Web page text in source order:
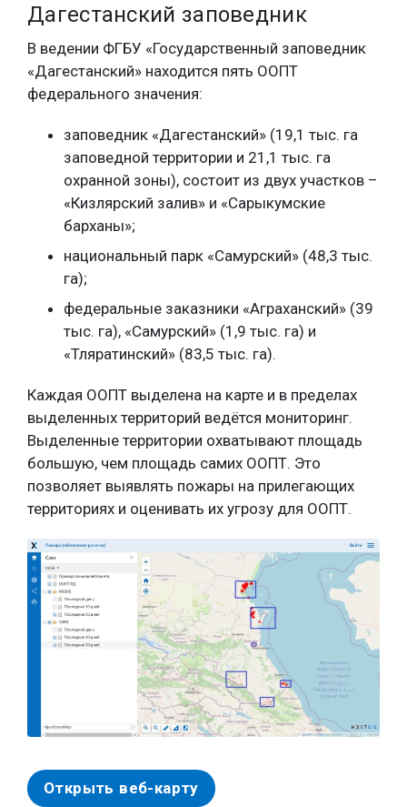
Дагестанский заповедник
В ведении ФГБУ «Государственный заповедник
«Дагестанский» находится пять ООПТ
федерального значения:
заповедник «Дагестанский» (19,1 тыс. га
заповедной территории и 21,1 тыс. га
охранной зоны), состоит из двух участков –
«Кизлярский залив» и «Сарыкумские
барханы»;
национальный парк «Самурский» (48,3 тыс.
га);
федеральные заказники «Аграханский» (39
тыс. га), «Самурский» (1,9 тыс. га) и
«Тляратинский» (83,5 тыс. га).
Каждая ООПТ выделена на карте и в пределах
выделенных территорий ведётся мониторинг.
Выделенные территории охватывают площадь
большую, чем площадь самих ООПТ. Это
позволяет выявлять пожары на прилегающих
территориях и оценивать их угрозу для ООПТ.
Открыть веб-карту